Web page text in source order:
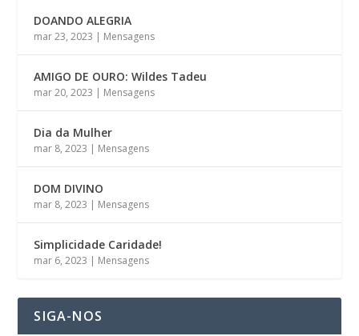
DOANDO ALEGRIA
mar 23, 2023 | Mensagens
AMIGO DE OURO: Wildes Tadeu
mar 20, 2023 | Mensagens
Dia da Mulher
mar 8, 2023 | Mensagens
DOM DIVINO
mar 8, 2023 | Mensagens
Simplicidade Caridade!
mar 6, 2023 | Mensagens
SIGA-NOS